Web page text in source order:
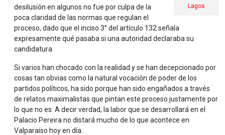
Lagos
desilusión en algunos no fue por culpa de la
poca claridad de las normas que regulan el
proceso, dado que el inciso 3° del artículo 132 señala
expresamente qué pasaba si una autoridad declaraba su
candidatura.
Si varios han chocado con la realidad y se han decepcionado por
cosas tan obvias como la natural vocación de poder de los
partidos políticos, ha sido porque han sido engañados a través
de relatos maximalistas que pintan este proceso justamente por
lo que no es. A decir verdad, la labor que se desarrollará en el
Palacio Pereira no distará mucho de lo que acontece en
Valparaíso hoy en día.